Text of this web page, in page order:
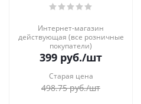
Интернет-магазин
действующая (все розничные
покупатели)
399 руб./шт
Старая цена
498.75руб./шт